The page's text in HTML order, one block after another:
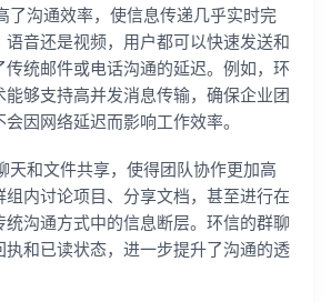
了沟通效率，使信息传递几乎实时完
语音还是视频，用户都可以快速发送和
传统邮件或电话沟通的延迟。例如，环
够支持高并发消息传输，确保企业团
因网络延迟而影响工作效率。
天和文件共享，使得团队协作更加高
组内讨论项目、分享文档，甚至进行在
统沟通方式中的信息断层。环信的群聊
执和已读状态，进一步提升了沟通的透